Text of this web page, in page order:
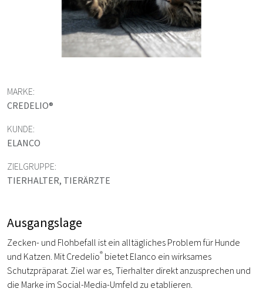
MARKE:
CREDELIO®
KUNDE:
ELANCO
ZIELGRUPPE:
TIERHALTER, TIERÄRZTE
Ausgangslage
Zecken- und Flohbefall ist ein alltägliches Problem für Hunde
und Katzen. Mit Credelio® bietet Elanco ein wirksames
Schutzpräparat. Ziel war es, Tierhalter direkt anzusprechen und
die Marke im Social-Media-Umfeld zu etablieren.